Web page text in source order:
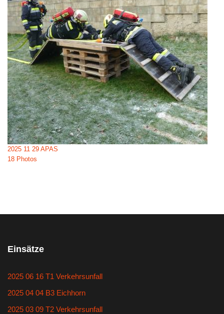
2025 11 29 APAS
18 Photos
Einsätze
2025 06 16 T1 Verkehrsunfall
2025 04 04 B3 Eichhorn
2025 03 09 T2 Verkehrsunfall